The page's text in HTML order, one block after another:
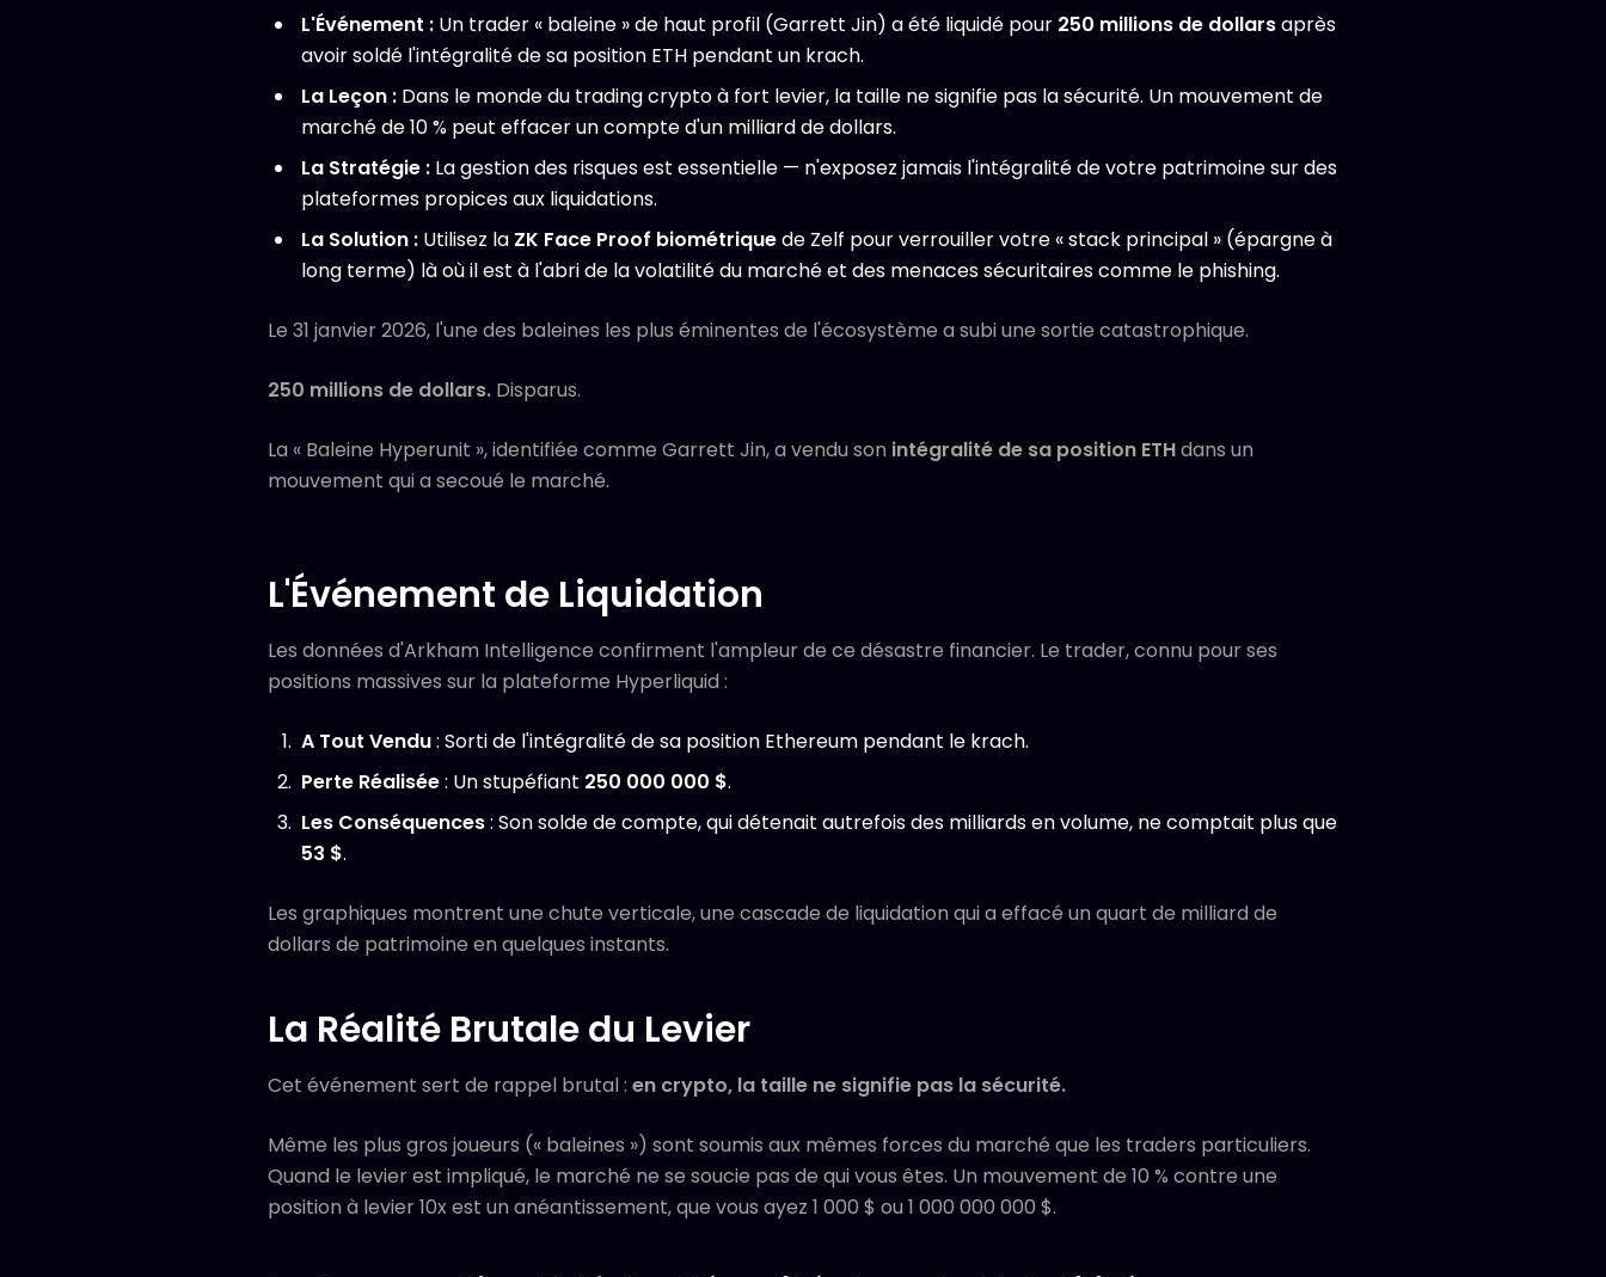
L'Événement : Un trader « baleine » de haut profil (Garrett Jin) a été liquidé pour 250 millions de dollarsaprès
avoir soldé l'intégralité de sa position ETH pendant un krach.
La Leçon : Dans le monde du trading crypto à fort levier, la taille ne signifie pas la sécurité. Un mouvement de
marché de 10 % peut effacer un compte d'un milliard de dollars.
La Stratégie : La gestion des risques est essentielle — n'exposez jamais l'intégralité de votre patrimoine sur des
plateformes propices aux liquidations.
La Solution : Utilisez la ZK Face Proof biométriquede Zelf pour verrouiller votre « stack principal » (épargne à
long terme) là où il est à l'abri de la volatilité du marché et des menaces sécuritaires comme le phishing.
Le 31 janvier 2026, l'une des baleines les plus éminentes de l'écosystème a subi une sortie catastrophique.
250 millions de dollars. Disparus.
La « Baleine Hyperunit », identifiée comme Garrett Jin, a vendu son intégralité de sa position ETHdans un
mouvement qui a secoué le marché.
L'Événement de Liquidation
Les données d'Arkham Intelligence confirment l'ampleur de ce désastre financier. Le trader, connu pour ses
positions massives sur la plateforme Hyperliquid :
A Tout Vendu: Sorti de l'intégralité de sa position Ethereum pendant le krach.
Perte Réalisée: Un stupéfiant 250 000 000 $.
Les Conséquences: Son solde de compte, qui détenait autrefois des milliards en volume, ne comptait plus que
53 $.
Les graphiques montrent une chute verticale, une cascade de liquidation qui a effacé un quart de milliard de
dollars de patrimoine en quelques instants.
La Réalité Brutale du Levier
Cet événement sert de rappel brutal : en crypto, la taille ne signifie pas la sécurité.
Même les plus gros joueurs (« baleines ») sont soumis aux mêmes forces du marché que les traders particuliers.
Quand le levier est impliqué, le marché ne se soucie pas de qui vous êtes. Un mouvement de 10 % contre une
position à levier 10x est un anéantissement, que vous ayez 1 000 $ ou 1 000 000 000 $.